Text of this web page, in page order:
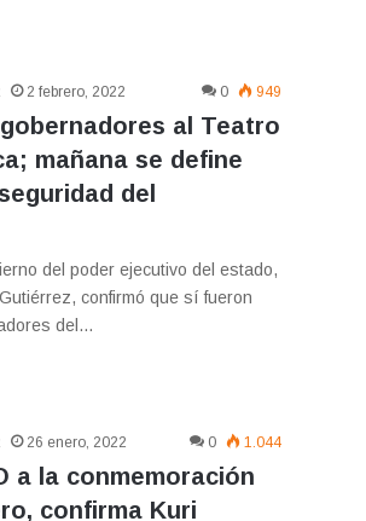
2 febrero, 2022 0 949
al Teatro
mañana se define
del
del poder ejecutivo del estado,
confirmó que sí fueron
del…
26 enero, 2022 0 1.044
a la conmemoración
confirma Kuri